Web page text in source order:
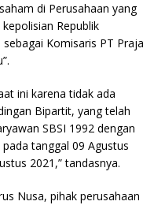
di Perusahaan yang
Republik
Komisaris PT Praja
ini karena tidak ada
Bipartit, yang telah
SBSI 1992 dengan
tanggal 09 Agustus
2021,” tandasnya.
Nusa, pihak perusahaan